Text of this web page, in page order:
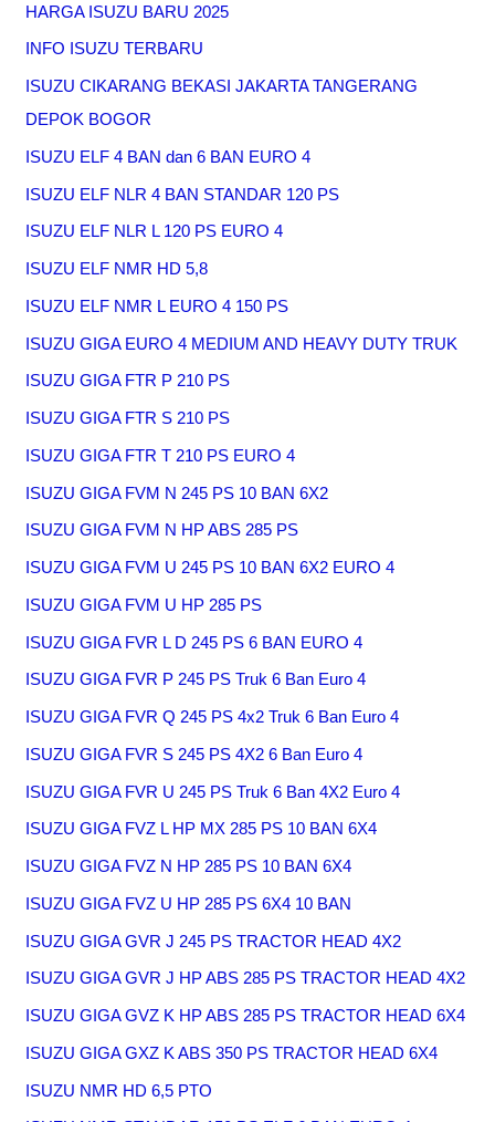
HARGA ISUZU BARU 2025
INFO ISUZU TERBARU
ISUZU CIKARANG BEKASI JAKARTA TANGERANG
DEPOK BOGOR
ISUZU ELF 4 BAN dan 6 BAN EURO 4
ISUZU ELF NLR 4 BAN STANDAR 120 PS
ISUZU ELF NLR L 120 PS EURO 4
ISUZU ELF NMR HD 5,8
ISUZU ELF NMR L EURO 4 150 PS
ISUZU GIGA EURO 4 MEDIUM AND HEAVY DUTY TRUK
ISUZU GIGA FTR P 210 PS
ISUZU GIGA FTR S 210 PS
ISUZU GIGA FTR T 210 PS EURO 4
ISUZU GIGA FVM N 245 PS 10 BAN 6X2
ISUZU GIGA FVM N HP ABS 285 PS
ISUZU GIGA FVM U 245 PS 10 BAN 6X2 EURO 4
ISUZU GIGA FVM U HP 285 PS
ISUZU GIGA FVR L D 245 PS 6 BAN EURO 4
ISUZU GIGA FVR P 245 PS Truk 6 Ban Euro 4
ISUZU GIGA FVR Q 245 PS 4x2 Truk 6 Ban Euro 4
ISUZU GIGA FVR S 245 PS 4X2 6 Ban Euro 4
ISUZU GIGA FVR U 245 PS Truk 6 Ban 4X2 Euro 4
ISUZU GIGA FVZ L HP MX 285 PS 10 BAN 6X4
ISUZU GIGA FVZ N HP 285 PS 10 BAN 6X4
ISUZU GIGA FVZ U HP 285 PS 6X4 10 BAN
ISUZU GIGA GVR J 245 PS TRACTOR HEAD 4X2
ISUZU GIGA GVR J HP ABS 285 PS TRACTOR HEAD 4X2
ISUZU GIGA GVZ K HP ABS 285 PS TRACTOR HEAD 6X4
ISUZU GIGA GXZ K ABS 350 PS TRACTOR HEAD 6X4
ISUZU NMR HD 6,5 PTO